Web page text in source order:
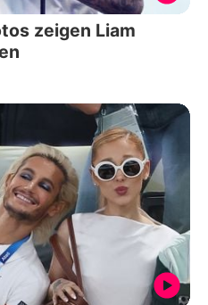
zeigen Liam